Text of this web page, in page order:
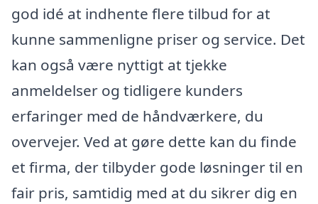
god idé at indhente flere tilbud for at
kunne sammenligne priser og service. Det
kan også være nyttigt at tjekke
anmeldelser og tidligere kunders
erfaringer med de håndværkere, du
overvejer. Ved at gøre dette kan du finde
et firma, der tilbyder gode løsninger til en
fair pris, samtidig med at du sikrer dig en